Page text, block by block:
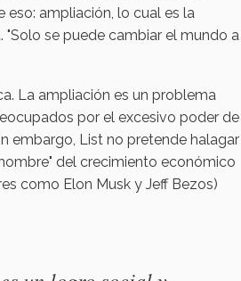
eso: ampliación, lo cual es la
se puede cambiar el mundo a
La ampliación es un problema
por el excesivo poder de
embargo, List no pretende halagar
del crecimiento económico
como Elon Musk y Jeff Bezos)